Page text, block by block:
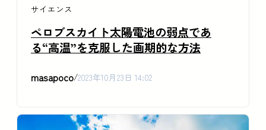
サイエンス
ペロブスカイト太陽電池の弱点であ
る“高温”を克服した画期的な方法
masapoco/2023年10月23日 14:02